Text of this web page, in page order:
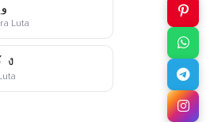
٩(•̤̀ᵕ•́)و
Luta
ง